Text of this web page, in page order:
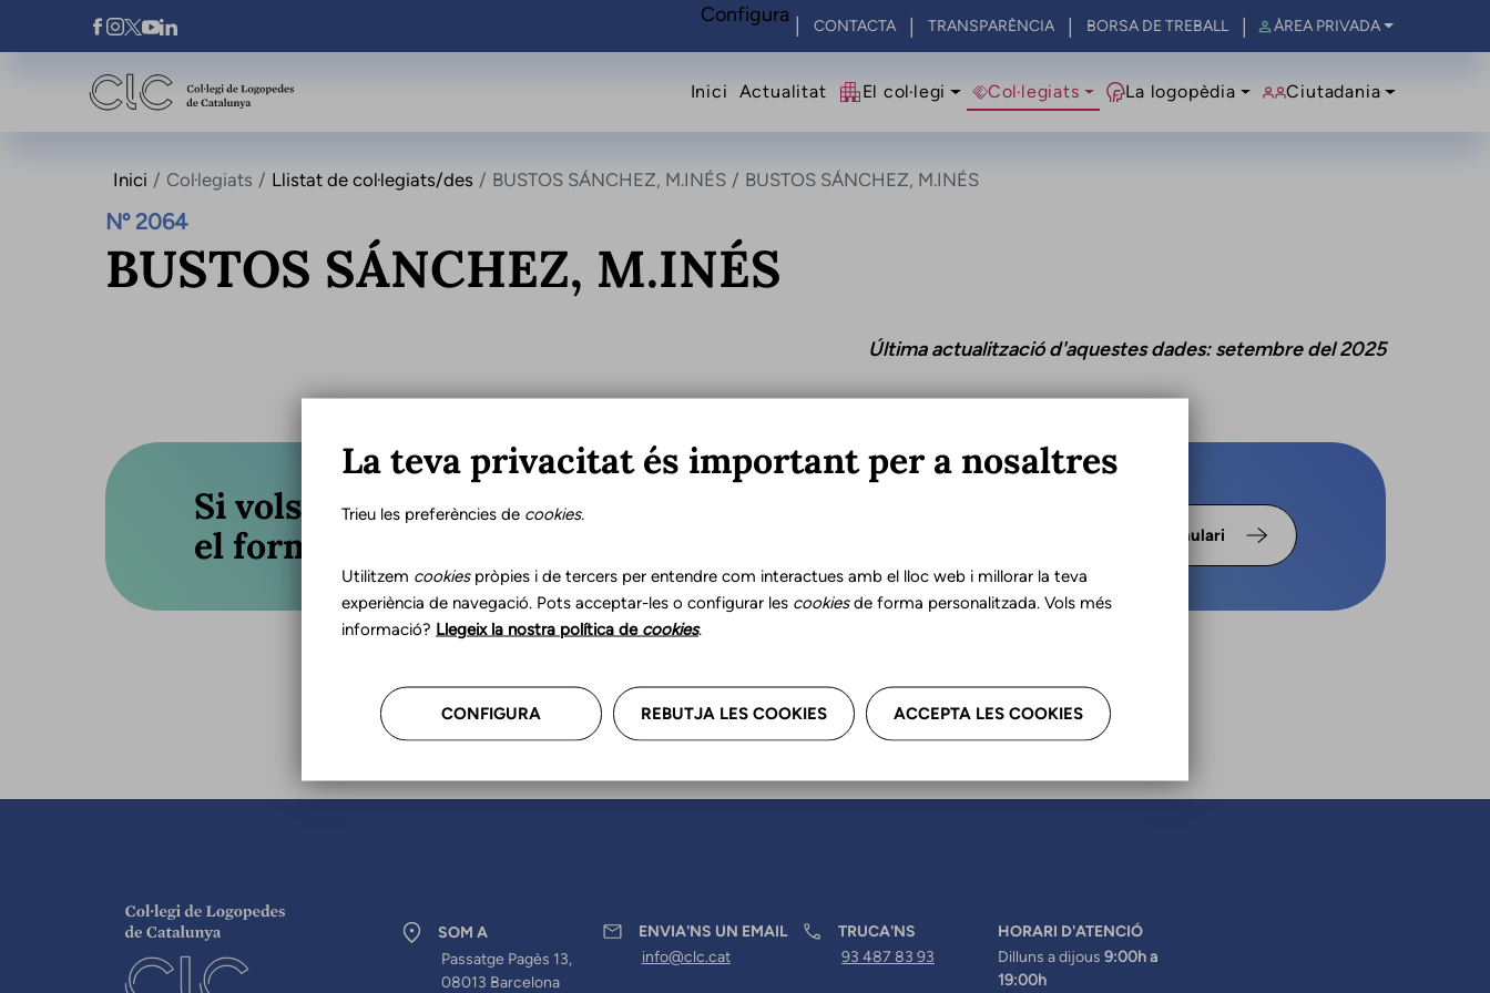
Vés al contingut
Xarxes Socials CONTACTA TRANSPARÈNCIA BORSA DE TREBALL ÀREA PRIVADA
Navegació principal
Inici Actualitat El col·legi Col·legiats La logopèdia Ciutadania
Inici Col·legiats Llistat de col·legiats/des BUSTOS SÁNCHEZ, M.INÉS BUSTOS SÁNCHEZ, M.INÉS
Nº 2064
BUSTOS SÁNCHEZ, M.INÉS
Última actualització d'aquestes dades: setembre del 2025
Si vols actualitzar les teves dades professionals omple
el formulari o truca'ns.
Formulari
SOM A
Passatge Pagès 13,
08013 Barcelona
ENVIA'NS UN EMAIL
info@clc.cat
TRUCA'NS
93 487 83 93
HORARI D'ATENCIÓ
Dilluns a dijous 9:00h a
19:00h
Configura
La teva privacitat és important per a nosaltres
Trieu les preferències de cookies.
Utilitzem cookiespròpies i de tercers per entendre com interactues amb el lloc web i millorar la teva
experiència de navegació. Pots acceptar-les o configurar les cookiesde forma personalitzada. Vols més
informació? Llegeix la nostra política de cookies.
CONFIGURA REBUTJA LES COOKIES ACCEPTA LES COOKIES